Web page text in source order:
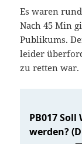
Es waren
Nach 45 Min
Publikums.
leider
zu retten war.